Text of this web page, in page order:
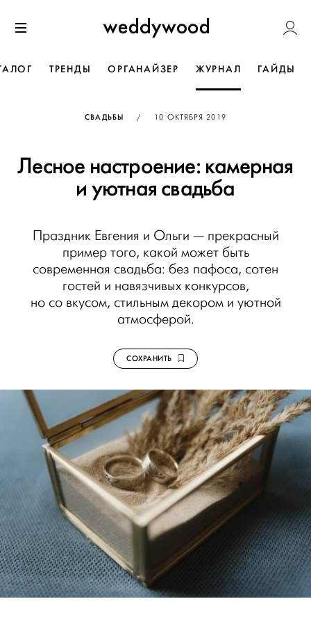
к содержанию
Weddywood
ТРЕНДЫ ОРГАНАЙЗЕР ЖУРНАЛ ГАЙДЫ
СВАДЬБЫ / ОПУБЛИКОВАНО
10 ОКТЯБРЯ 2019
Лесное настроение: камерная
и уютная свадьба
Праздник Евгения и Ольги — прекрасный
пример того, какой может быть
современная свадьба: без пафоса, сотен
гостей и навязчивых конкурсов,
но со вкусом, стильным декором и уютной
атмосферой.
СОХРАНИТЬ